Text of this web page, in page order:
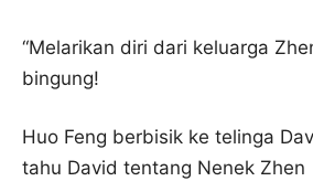
“Melarikan diri dari keluarga
bingung!
Huo Feng berbisik ke telinga
tahu David tentang Nenek Zhen